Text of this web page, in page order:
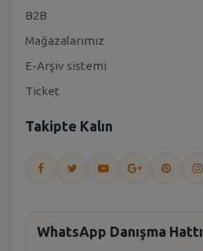
B2B
Mağazalarımız
E-Arşiv sistemi
Ticket
Takipte Kalın
WhatsApp Danışma Hattı